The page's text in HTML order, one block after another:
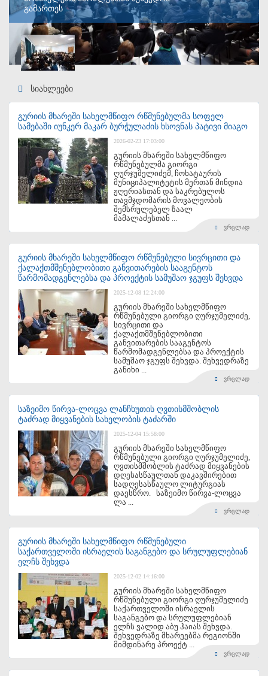
გამართეს
სიახლეები
გურიის მხარეში სახელმწიფო რწმუნებულმა სოფელ
სამებაში იუნკერ მაკარ ბურჭულაძის ხსოვნას პატივი მიაგო
2026-02-23 17:03:00
გურიის მხარეში სახელმწიფო
რწმუნებულმა გიორგი
ღურჯუმელიძემ, ჩოხატაურის
მუნიციპალიტეტის მერთან მინდია
ჟღერიასთან და საკრებულოს
თავმჯდომარის მოვალეობის
შემსრულებელ ზაალ
მამალაძესთან ...
ვრცლად
გურიის მხარეში სახელმწიფო რწმუნებული სივრცითი და
ქალაქთმშენებლობითი განვითარების სააგენტოს
წარმომადგენლებსა და პროექტის სამუშაო ჯგუფს შეხვდა
2025-12-08 12:24:00
გურიის მხარეში სახელმწიფო
რწმუნებული გიორგი ღურჯუმელიძე,
სივრცითი და
ქალაქთმშენებლობითი
განვითარების სააგენტოს
წარმომადგენლებსა და პროექტის
სამუშაო ჯგუფს შეხვდა. შეხვედრაზე
განიხი ...
ვრცლად
საზეიმო წირვა-ლოცვა ლანჩხუთის ღვთისმშობლის
ტაძრად მიყვანების სახელობის ტაძარში
2025-12-04 15:58:00
გურიის მხარეში სახელმწიფო
რწმუნებული გიორგი ღურჯუმელიძე,
ღვთისმშობლის ტაძრად მიყვანების
დღესასწაულთან დაკავშირებით
სადღესასწაულო ლიტურგიას
დაესწრო. საზეიმო წირვა-ლოცვა
ლა ...
ვრცლად
გურიის მხარეში სახელმწიფო რწმუნებული
საქართველოში ისრაელის საგანგებო და სრულუფლებიან
ელჩს შეხვდა
2025-12-02 14:16:00
გურიის მხარეში სახელმწიფო
რწმუნებული გიორგი ღურჯუმელიძე
საქართველოში ისრაელის
საგანგებო და სრულუფლებიან
ელჩს ვალიდ აბუ ჰაიას შეხვდა.
შეხვედრაზე მხარეებმა რეგიონში
მიმდინარე პროექტ ...
ვრცლად